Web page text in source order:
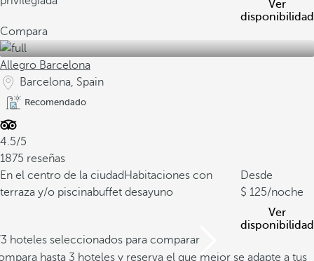
Ver
disponibilidad
Compara
Allegro Barcelona
Barcelona, Spain
Recomendado
4.5/5
1875 reseñas
En el centro de la ciudad Habitaciones con
terraza y/o piscinabuffet desayuno
Desde
125/noche
Ver
disponibilidad
hoteles seleccionados para comparar
hasta 3 hoteles y reserva el que mejor se adapte a tus